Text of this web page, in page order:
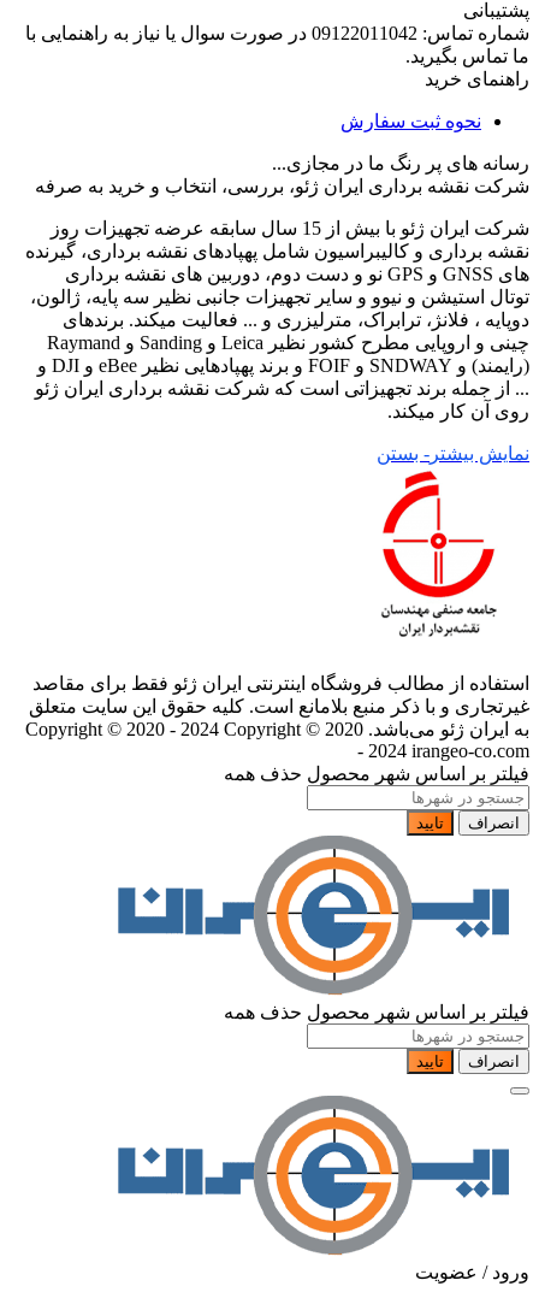
پشتیبانی
شماره تماس: 09122011042 در صورت سوال یا نیاز به راهنمایی با
ما تماس بگیرید.
راهنمای خرید
نحوه ثبت سفارش
رسانه های پر رنگ ما در مجازی...
شرکت نقشه برداری ایران ژئو، بررسی، انتخاب و خرید به صرفه
شرکت ایران ژئو با بیش از 15 سال سابقه عرضه تجهیزات روز
نقشه برداری و کالیبراسیون شامل پهپادهای نقشه برداری، گیرنده
های GNSS و GPS نو و دست دوم، دوربین های نقشه برداری
توتال استیشن و نیوو و سایر تجهیزات جانبی نظیر سه پایه، ژالون،
دوپایه ، فلانژ، ترابراک، مترلیزری و ... فعالیت میکند. برندهای
چینی و اروپایی مطرح کشور نظیر Leica و Sanding و Raymand
(رایمند) و SNDWAY و FOIF و برند پهپادهایی نظیر eBee و DJI و
... از جمله برند تجهیزاتی است که شرکت نقشه برداری ایران ژئو
روی آن کار میکند.
نمایش بیشتر - بستن
استفاده از مطالب فروشگاه اینترنتی ایران ژئو فقط برای مقاصد
غیرتجاری و با ذکر منبع بلامانع است. کلیه حقوق این سایت متعلق
به ایران ژئو می‌باشد. Copyright © 2020 - 2024 Copyright © 2020
- 2024 irangeo-co.com
فیلتر بر اساس شهر محصول حذف همه
انصراف تایید
فیلتر بر اساس شهر محصول حذف همه
انصراف تایید
ورود / عضویت